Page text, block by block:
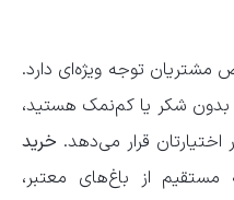
توجه ویژه‌ای دارد.
بدون شکر یا کم‌نمک هستید،
قرار می‌دهد. خرید
از باغ‌های معتبر،